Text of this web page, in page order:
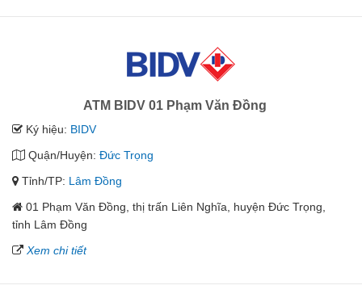
ATM BIDV 01 Phạm Văn Đồng
Ký hiệu: BIDV
Quận/Huyện: Đức Trọng
Tỉnh/TP: Lâm Đồng
01 Phạm Văn Đồng, thị trấn Liên Nghĩa, huyện Đức Trọng,
tỉnh Lâm Đồng
Xem chi tiết